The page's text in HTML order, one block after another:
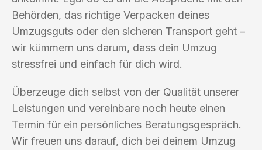
Behörden, das richtige Verpacken deines
Umzugsguts oder den sicheren Transport geht –
wir kümmern uns darum, dass dein Umzug
stressfrei und einfach für dich wird.
Überzeuge dich selbst von der Qualität unserer
Leistungen und vereinbare noch heute einen
Termin für ein persönliches Beratungsgespräch.
Wir freuen uns darauf, dich bei deinem Umzug